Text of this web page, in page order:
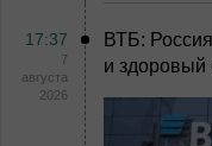
17:37
7
августа
2026
ВТБ:
и здоровый